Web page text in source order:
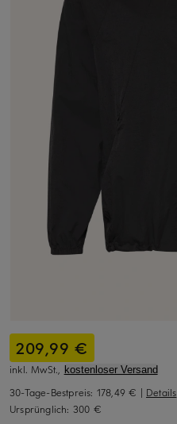
209,99 €
inkl. MwSt., kostenloser Versand
30-Tage-Bestpreis: 178,49 € | Details
Ursprünglich: 300 €